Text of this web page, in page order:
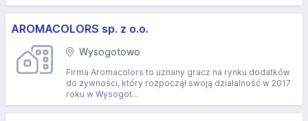
AROMACOLORS sp. z o.o.
Wysogotowo
Firma Aromacolors to uznany gracz na rynku dodatków
do żywności, który rozpoczął swoją działalność w 2017
roku w Wysogot...